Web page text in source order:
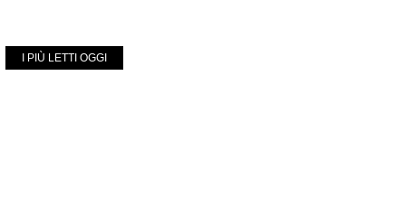
I PIÙ LETTI OGGI